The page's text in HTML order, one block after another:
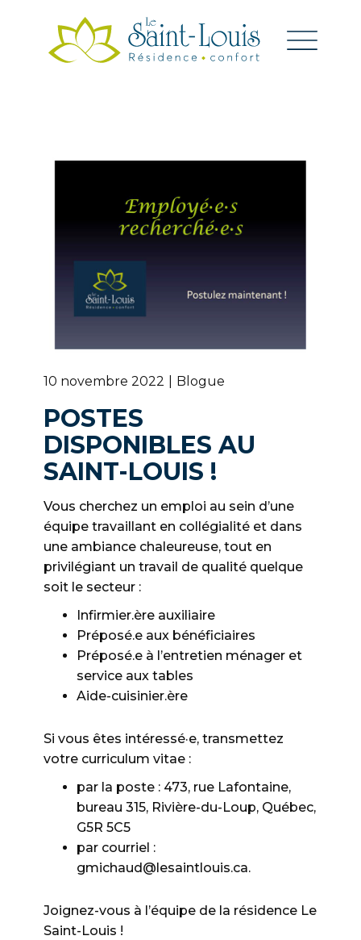
10 novembre 2022 Blogue
POSTES
DISPONIBLES AU
SAINT-LOUIS !
Vous cherchez un emploi au sein d’une
équipe travaillant en collégialité et dans
une ambiance chaleureuse, tout en
privilégiant un travail de qualité quelque
soit le secteur :
Infirmier.ère auxiliaire
Préposé.e aux bénéficiaires
Préposé.e à l’entretien ménager et
service aux tables
Aide-cuisinier.ère
Si vous êtes intéressé·e, transmettez
votre curriculum vitae :
par la poste : 473, rue Lafontaine,
bureau 315, Rivière-du-Loup, Québec,
G5R 5C5
par courriel :
gmichaud@lesaintlouis.ca.
Joignez-vous à l’équipe de la résidence Le
Saint-Louis !